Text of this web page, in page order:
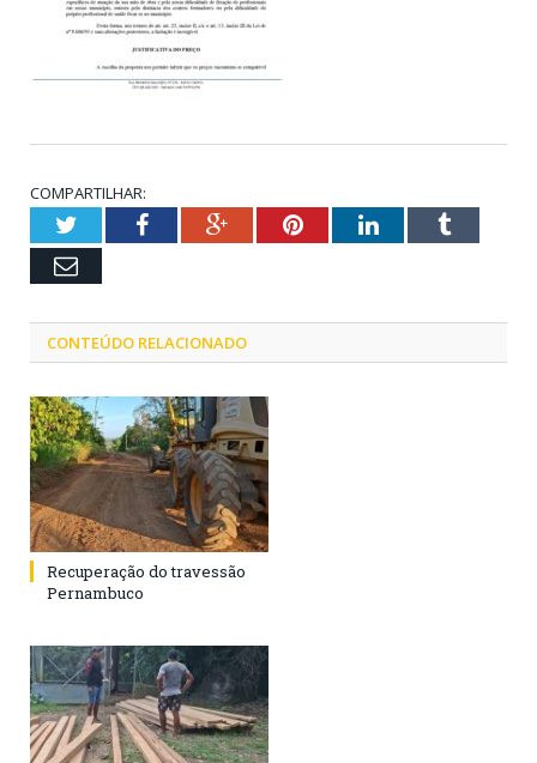
COMPARTILHAR:
TwitterFacebookGoogle+PinterestLinkedInTumblr
Email
CONTEÚDO RELACIONADO
Recuperação do travessão
Pernambuco